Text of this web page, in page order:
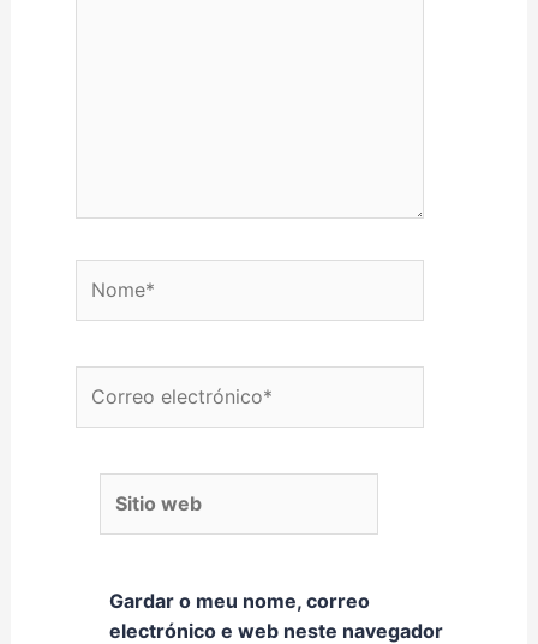
Gardar o meu nome, correo
electrónico e web neste navegador